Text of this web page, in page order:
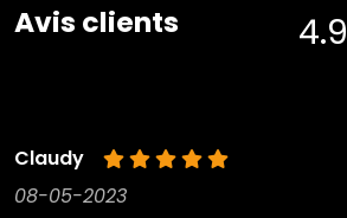
Avis clients 4.9
Claudy
08-05-2023